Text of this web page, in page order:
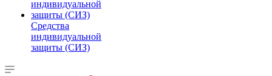
Средства
индивидуальной
защиты (СИЗ)